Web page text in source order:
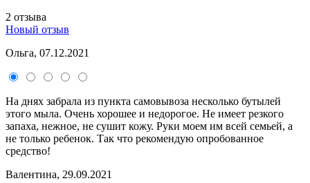
2 отзыва
Новый отзыв
Ольга, 07.12.2021
На днях забрала из пункта самовывоза несколько бутылей
этого мыла. Очень хорошее и недорогое. Не имеет резкого
запаха, нежное, не сушит кожу. Руки моем им всей семьей, а
не только ребенок. Так что рекомендую опробованное
средство!
Валентина, 29.09.2021